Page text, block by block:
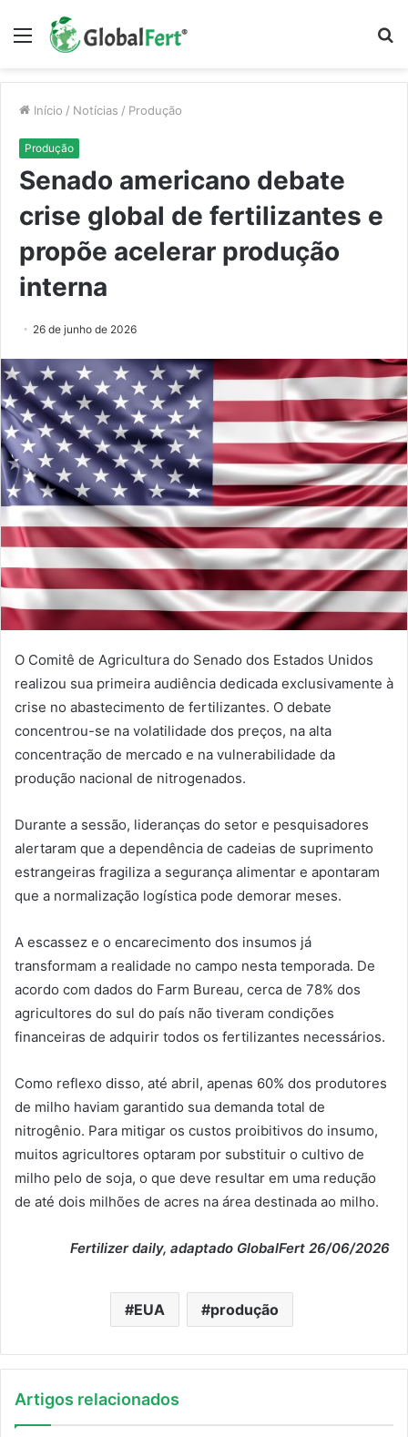
Menu
Início / Notícias / Produção
Produção
Senado americano debate
crise global de fertilizantes e
propõe acelerar produção
interna
26 de junho de 2026
O Comitê de Agricultura do Senado dos Estados Unidos
realizou sua primeira audiência dedicada exclusivamente à
crise no abastecimento de fertilizantes. O debate
concentrou-se na volatilidade dos preços, na alta
concentração de mercado e na vulnerabilidade da
produção nacional de nitrogenados.
Durante a sessão, lideranças do setor e pesquisadores
alertaram que a dependência de cadeias de suprimento
estrangeiras fragiliza a segurança alimentar e apontaram
que a normalização logística pode demorar meses.
A escassez e o encarecimento dos insumos já
transformam a realidade no campo nesta temporada. De
acordo com dados do Farm Bureau, cerca de 78% dos
agricultores do sul do país não tiveram condições
financeiras de adquirir todos os fertilizantes necessários.
Como reflexo disso, até abril, apenas 60% dos produtores
de milho haviam garantido sua demanda total de
nitrogênio. Para mitigar os custos proibitivos do insumo,
muitos agricultores optaram por substituir o cultivo de
milho pelo de soja, o que deve resultar em uma redução
de até dois milhões de acres na área destinada ao milho.
Fertilizer daily, adaptado GlobalFert 26/06/2026
EUA produção
Artigos relacionados